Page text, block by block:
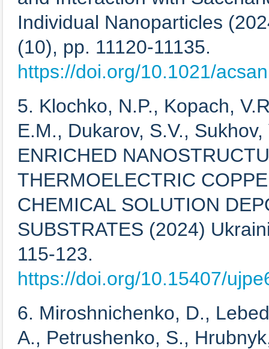
Individual Nanoparticles
(10), pp. 11120-11135.
https://doi.org/10.1021/
5. Klochko, N.P., Kopach,
E.M., Dukarov, S.V.,
ENRICHED
THERMOELECTRIC
CHEMICAL SOLUTION
SUBSTRATES (2024)
115-123.
https://doi.org/10.15407/
6. Miroshnichenko, D.,
А., Petrushenko, S.,